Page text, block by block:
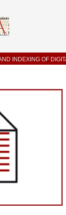
INDEXING OF